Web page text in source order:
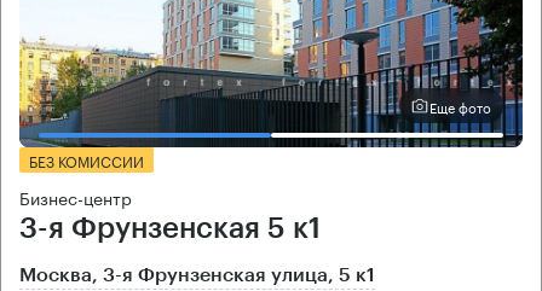
Еще фото
БЕЗ КОМИССИИ
Бизнес-центр
3-я Фрунзенская 5 к1
Москва, 3-я Фрунзенская улица, 5 к1